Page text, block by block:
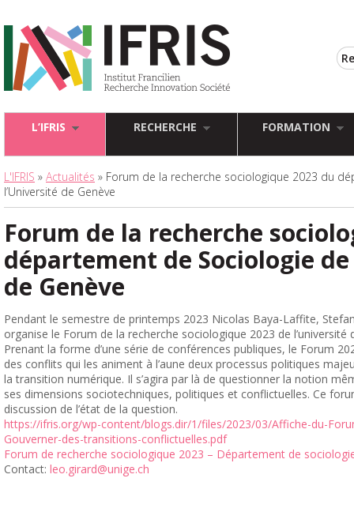
L’IFRIS RECHERCHE FORMATION
L'IFRIS » Actualités » Forum de la recherche sociologique 2023 du
l’Université de Genève
Forum de la recherche
département de Sociologie
de Genève
Pendant le semestre de printemps 2023 Nicolas Baya-Laffite,
organise le Forum de la recherche sociologique 2023 de l’université
Prenant la forme d’une série de conférences publiques, le Forum
des conflits qui les animent à l’aune deux processus politiques
la transition numérique. Il s’agira par là de questionner la notion
ses dimensions sociotechniques, politiques et conflictuelles. Ce
discussion de l’état de la question.
https://ifris.org/wp-content/blogs.dir/1/files/2023/03/Affiche-du-
Gouverner-des-transitions-conflictuelles.pdf
Forum de recherche sociologique 2023 – Département de
Contact: leo.girard@unige.ch